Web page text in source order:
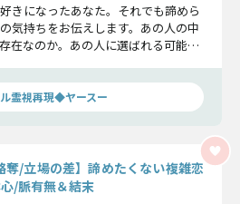
きになったあなた。それでも諦めら
気持ちをお伝えします。あの人の中
在なのか。あの人に選ばれる可能性
霊視再現◆ヤースー
奪/立場の差】諦めたくない複雑恋
/脈有無＆結末